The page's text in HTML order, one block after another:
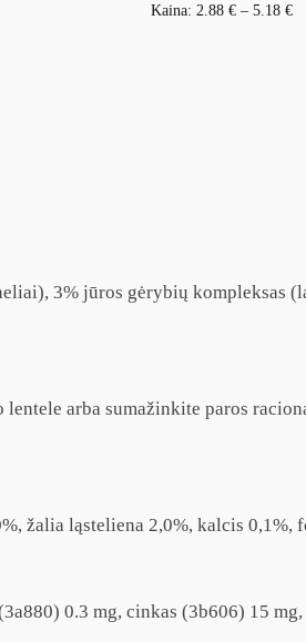
Kaina: 2.88€ –5.18€
3% jūros gėrybių kompleksas
arba sumažinkite paros
žalia ląsteliena 2,0%, kalcis 0,1%,
0.3 mg, cinkas (3b606) 15